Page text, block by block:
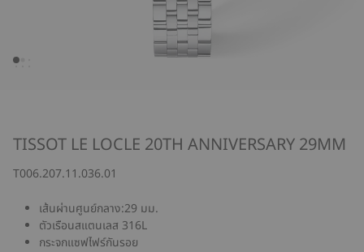
TISSOT LE LOCLE 20TH ANNIVERSARY 29MM
T006.207.11.036.01
เส้นผ่านศูนย์กลาง:29 มม.
ตัวเรือนสแตนเลส 316L
กระจกแซฟไฟร์กันรอย